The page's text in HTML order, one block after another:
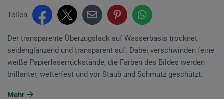
Teilen
Der transparente Überzugslack auf Wasserbasis trocknet
seidenglänzend und transparent auf. Dabei verschwinden feine
weiße Papierfaserrückstände, die Farben des Bildes werden
brillanter, wetterfest und vor Staub und Schmutz geschützt.
Mehr